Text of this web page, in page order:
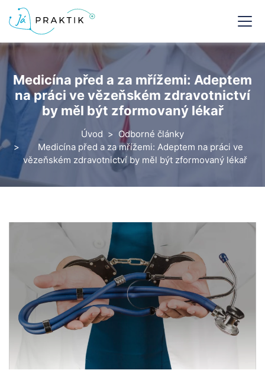
Medicína před a za mřížemi: Adeptem
na práci ve vězeňském zdravotnictví
by měl být zformovaný lékař
Úvod
Odborné články
Medicína před a za mřížemi: Adeptem na práci ve
vězeňském zdravotnictví by měl být zformovaný lékař